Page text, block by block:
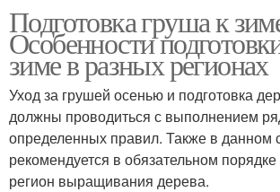
Подготовка груша к
Особенности
зиме в разных регионах
Уход за грушей осенью и подготовка
должны проводиться с выполнением
определенных правил. Также в данном
рекомендуется в обязательном
регион выращивания дерева.